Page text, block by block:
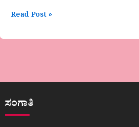
Read Post »
ಸಂಗಾತಿ